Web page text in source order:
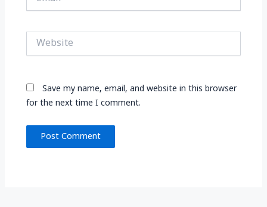
Website
Save my name, email, and website in this browser
for the next time I comment.